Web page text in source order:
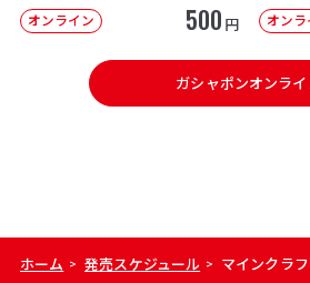
オンライン 500 円 オンラ
ガシャポンオンラ
ホーム > 発売スケジュール > マインクラ